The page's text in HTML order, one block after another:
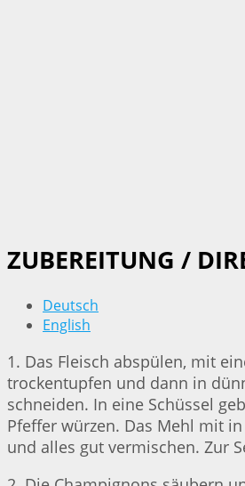
ZUBEREITUNG /
Deutsch
English
1. Das Fleisch abspülen, mit
trockentupfen und dann in
schneiden. In eine Schüssel
Pfeffer würzen. Das Mehl mit
und alles gut vermischen. Zur